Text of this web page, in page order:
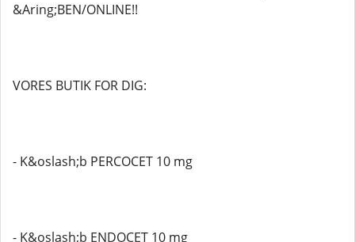
&Aring;BEN/ONLINE!!
VORES BUTIK FOR DIG:
- K&oslash;b PERCOCET 10 mg
- K&oslash;b ENDOCET 10 mg